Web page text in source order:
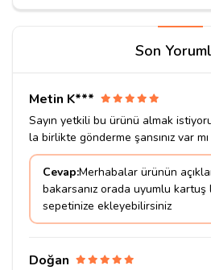
Son
Metin K***
Sayın yetkili bu ürünü almak
la birlikte gönderme şansınız var mı
Cevap:Merhabalar ürünün
bakarsanız orada uyumlu kartuş
sepetinize ekleyebilirsiniz
Doğan